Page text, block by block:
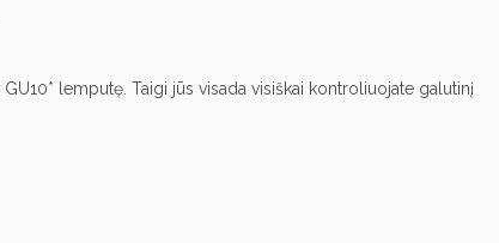
lemputę. Taigi jūs visada visiškai kontroliuojate galutinį